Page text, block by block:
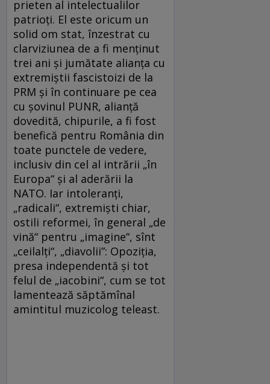
prieten al intelectualilor
patrioți. El este oricum un
solid om stat, înzestrat cu
clarviziunea de a fi menținut
trei ani și jumătate alianța cu
extremiștii fascistoizi de la
PRM și în continuare pe cea
cu șovinul PUNR, alianță
dovedită, chipurile, a fi fost
benefică pentru România din
toate punctele de vedere,
inclusiv din cel al intrării „în
Europa“ și al aderării la
NATO. Iar intoleranți,
„radicali“, extremiști chiar,
ostili reformei, în general „de
vină“ pentru „imagine“, sînt
„ceilalți“, „diavolii”: Opoziția,
presa independentă și tot
felul de „iacobini“, cum se tot
lamentează săptămînal
amintitul muzicolog teleast.